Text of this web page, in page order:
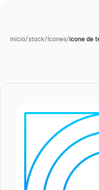
Início/stock/Ícones/ícone de